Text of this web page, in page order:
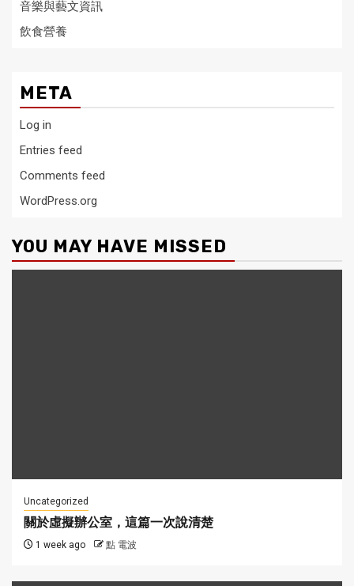
音樂與藝文資訊
飲食營養
META
Log in
Entries feed
Comments feed
WordPress.org
YOU MAY HAVE MISSED
Uncategorized
關於虛擬辦公室，這篇一次說清楚
1 week ago 點 電波